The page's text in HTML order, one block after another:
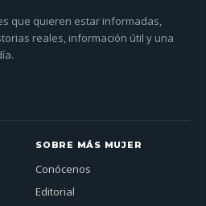
que quieren estar informadas,
reales, información útil y una
SOBRE MÁS MUJER
Conócenos
Editorial